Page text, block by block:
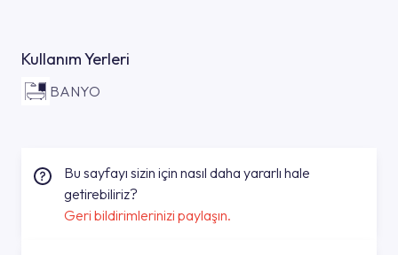
Kullanım Yerleri
BANYO
Bu sayfayı sizin için nasıl daha yararlı hale
getirebiliriz?
Geri bildirimlerinizi paylaşın.